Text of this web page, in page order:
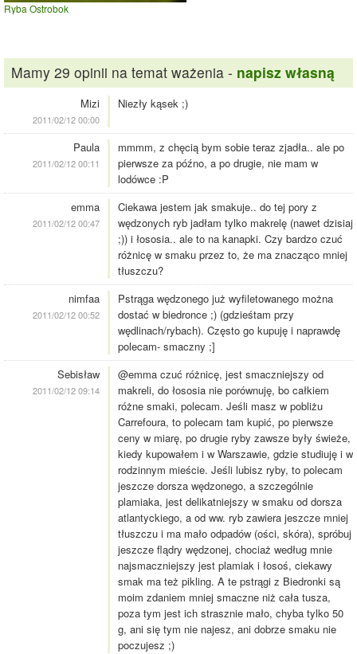
Ryba Ostrobok
Mamy 29 opinii na temat ważenia - napisz własną
Mizi
2011/02/12 00:00
Niezły kąsek ;)
Paula
2011/02/12 00:11
mmmm, z chęcią bym sobie teraz zjadła.. ale po
pierwsze za późno, a po drugie, nie mam w
lodówce :P
emma
2011/02/12 00:47
Ciekawa jestem jak smakuje.. do tej pory z
wędzonych ryb jadłam tylko makrelę (nawet dzisiaj
;)) i łososia.. ale to na kanapki. Czy bardzo czuć
różnicę w smaku przez to, że ma znacząco mniej
tłuszczu?
nimfaa
2011/02/12 00:52
Pstrąga wędzonego już wyfiletowanego można
dostać w biedronce ;) (gdzieśtam przy
wędlinach/rybach). Często go kupuję i naprawdę
polecam- smaczny ;]
Sebisław
2011/02/12 09:14
@emma czuć różnicę, jest smaczniejszy od
makreli, do łososia nie porównuję, bo całkiem
różne smaki, polecam. Jeśli masz w pobliżu
Carrefoura, to polecam tam kupić, po pierwsze
ceny w miarę, po drugie ryby zawsze były świeże,
kiedy kupowałem i w Warszawie, gdzie studiuję i w
rodzinnym mieście. Jeśli lubisz ryby, to polecam
jeszcze dorsza wędzonego, a szczególnie
plamiaka, jest delikatniejszy w smaku od dorsza
atlantyckiego, a od ww. ryb zawiera jeszcze mniej
tłuszczu i ma mało odpadów (ości, skóra), spróbuj
jeszcze flądry wędzonej, chociaż według mnie
najsmaczniejszy jest plamiak i łosoś, ciekawy
smak ma też pikling. A te pstrągi z Biedronki są
moim zdaniem mniej smaczne niż cała tusza,
poza tym jest ich strasznie mało, chyba tylko 50
g, ani się tym nie najesz, ani dobrze smaku nie
poczujesz ;)